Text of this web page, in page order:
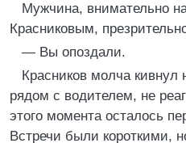
Мужчина, внимательно
Красниковым,
— Вы опоздали.
Красников молча кивнул
рядом с водителем, не
этого момента осталось
Встречи были короткими,